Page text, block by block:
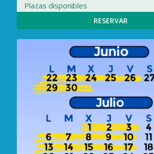
Plazas disponibles
RESERVAR